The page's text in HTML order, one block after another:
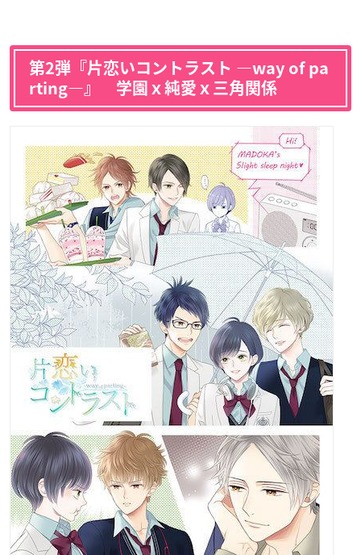
第2弾『片恋いコントラスト ―way of pa
rting―』 学園ｘ純愛ｘ三角関係